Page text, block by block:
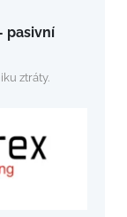
pasivní
ztráty.